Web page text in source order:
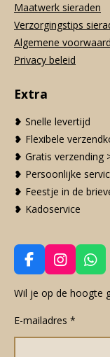
Maatwerk sieraden
Verzorgingstips
Algemene
Privacy beleid
Extra
❥ Snelle levertijd
❥ Flexibele
❥ Gratis verzending
❥ Persoonlijke
❥ Feestje in de
❥ Kadoservice
F
a
c
b
o
I
n
s
a
g
W
h
a
A
Wil je op de hoogte
E-mailadres *